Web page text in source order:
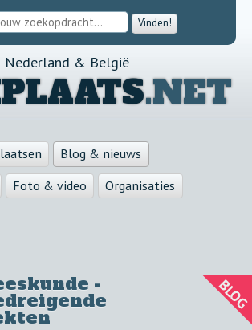
Vinden!
Nederland & België
.NET
Blog & nieuws
Foto & video
Organisaties
-